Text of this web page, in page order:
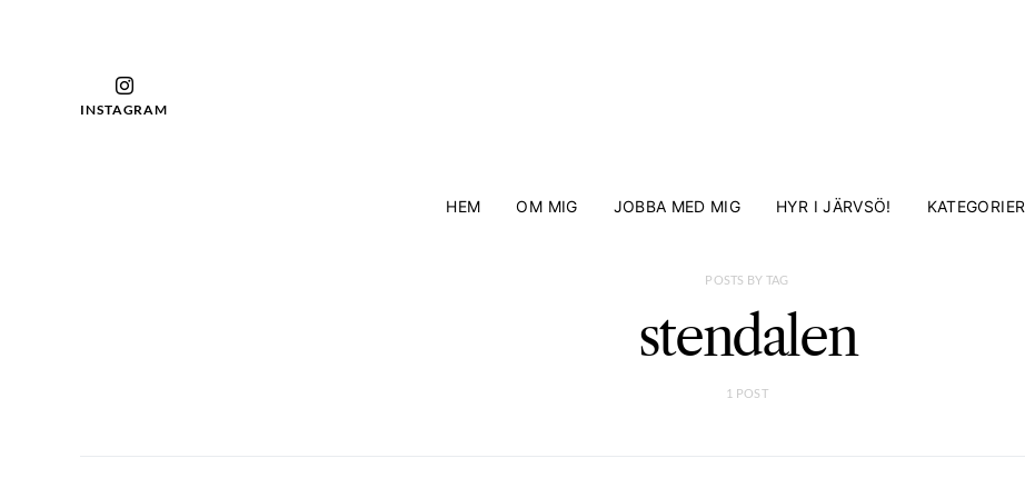
INSTAGRAM
HEM OM MIG JOBBA MED MIG HYR I JÄRVSÖ! KATEGORIER
POSTS BY TAG
stendalen
1 POST